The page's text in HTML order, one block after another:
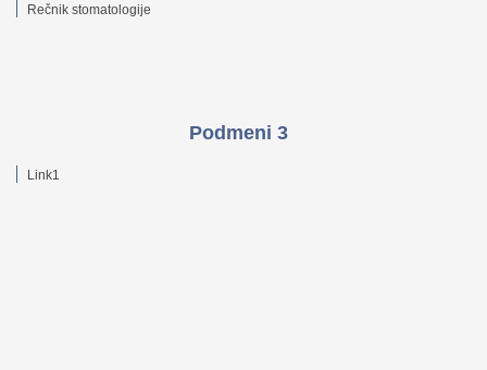
Rečnik stomatologije
Podmeni 3
Link1